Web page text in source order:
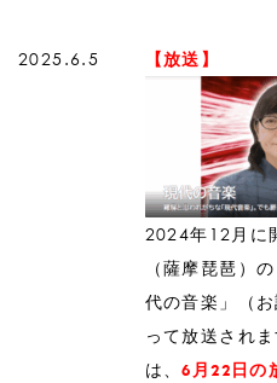
2025.6.5 【放送】
2024年12月に
（薩摩琵琶）
代の音楽」（
って放送されま
は、6月22日の